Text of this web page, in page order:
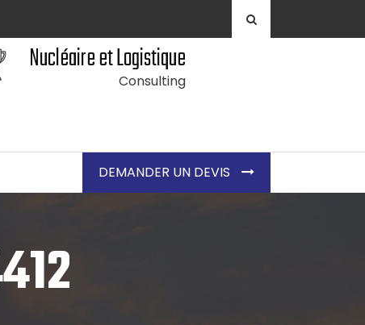
Nucléaire et Logistique
Consulting
DEMANDER UN DEVIS